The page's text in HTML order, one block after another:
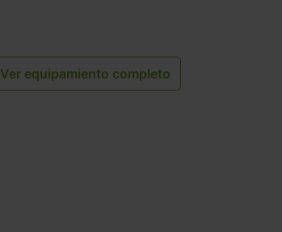
Ver equipamiento completo